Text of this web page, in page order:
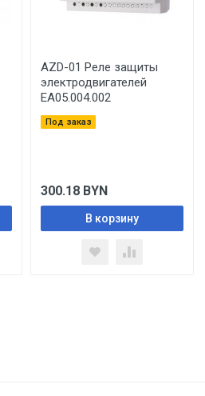
AZD-01 Реле защиты
электродвигателей
EA05.004.002
Под заказ
300.18 BYN
В корзину